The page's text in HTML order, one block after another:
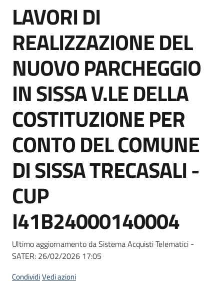
e
strumenti
acquisto
Supporto
Piattaforme
telematiche
English
site
su
Salta al contenuto
LAVORI DI
REALIZZAZIONE DEL
NUOVO PARCHEGGIO
IN SISSA V.LE DELLA
COSTITUZIONE PER
CONTO DEL COMUNE
DI SISSA TRECASALI -
CUP
I41B24000140004
Ultimo aggiornamento da Sistema Acquisti Telematici -
SATER: 26/02/2026 17:05
CondividiVedi azioni